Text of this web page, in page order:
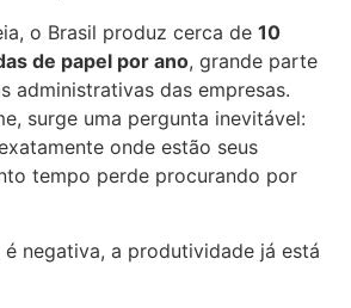
o Brasil produz cerca de 10
de papel por ano, grande parte
administrativas das empresas.
surge uma pergunta inevitável:
onde estão seus
tempo perde procurando por
é negativa, a produtividade já está